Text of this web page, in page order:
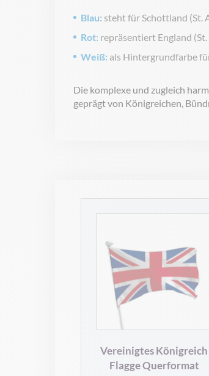
Blau: steht für Schottland (St.
Rot: repräsentiert England (St.
Weiß: als Hintergrundfarbe
Die komplexe und zugleich
geprägt von Königreichen,
Vereinigtes Königreich
Flagge Querformat